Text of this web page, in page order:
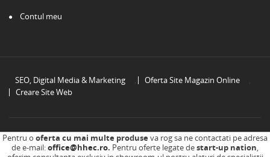
Pentru o oferta cu mai multe produse va rog sa ne contactati pe adresa
de e-mail:office@hhec.ro. Pentru oferte legate destart-up nation,
Contul meu
SEO, Digital Media & Marketing , Oferta Site Magazin Online
,
Creare Site Web
CopyrightHOUSE HOLD ELECTRO COMPANY SRL. All Rights Reserved.
Magazin Online Designed and DevelopedbyOska.ro